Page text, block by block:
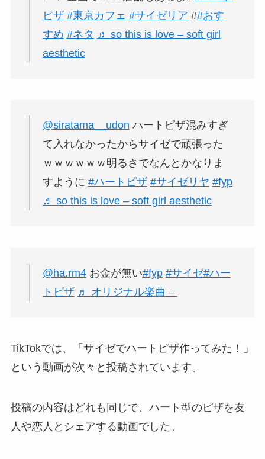
ピザ #東京カフェ #サイゼリア ##おす
すめ #ネタ ♬ so this is love – soft girl
aesthetic
@siratama__udon ハートピザ混みすぎ
て入れなかったからサイゼで頑張った
ｗｗｗｗｗｗ明るさでなんとかなりま
すように #ハートピザ #サイゼリヤ #fyp
♬ so this is love – soft girl aesthetic
@ha.rm4お金が無い#fyp #サイゼ#ハー
トピザ ♬ オリジナル楽曲 – ︎︎
TikTokでは、「サイゼでハートピザ作ってみた！」
という動画が次々と投稿されています。
投稿の内容はどれも同じで、ハート型のピザを友
人や恋人とシェアする動画でした。